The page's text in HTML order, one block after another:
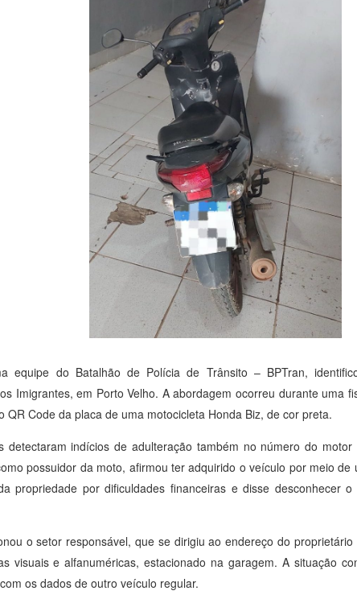
equipe do Batalhão de Polícia de Trânsito – BPTran,
Imigrantes, em Porto Velho. A abordagem ocorreu durante uma
Code da placa de uma motocicleta Honda Biz, de cor preta.
detectaram indícios de adulteração também no número do
possuidor da moto, afirmou ter adquirido o veículo por meio
propriedade por dificuldades financeiras e disse desconhecer
o setor responsável, que se dirigiu ao endereço do
visuais e alfanuméricas, estacionado na garagem. A situação
os dados de outro veículo regular.